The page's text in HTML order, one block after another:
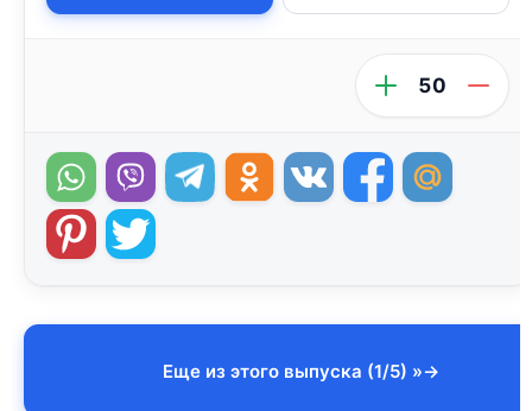
50
Еще из этого выпуска (1/5) »